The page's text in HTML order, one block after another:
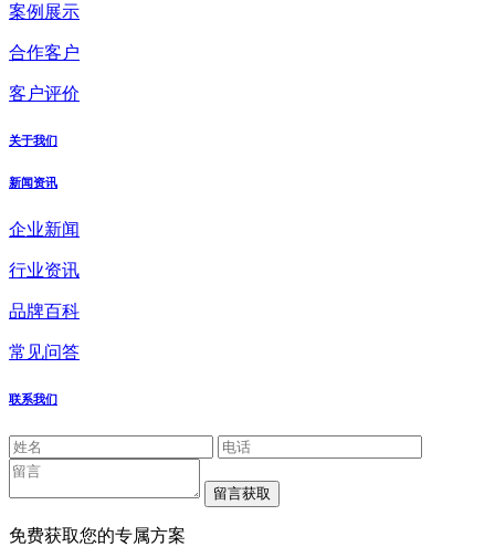
案例展示
合作客户
客户评价
关于我们
新闻资讯
企业新闻
行业资讯
品牌百科
常见问答
联系我们
免费获取您的专属方案